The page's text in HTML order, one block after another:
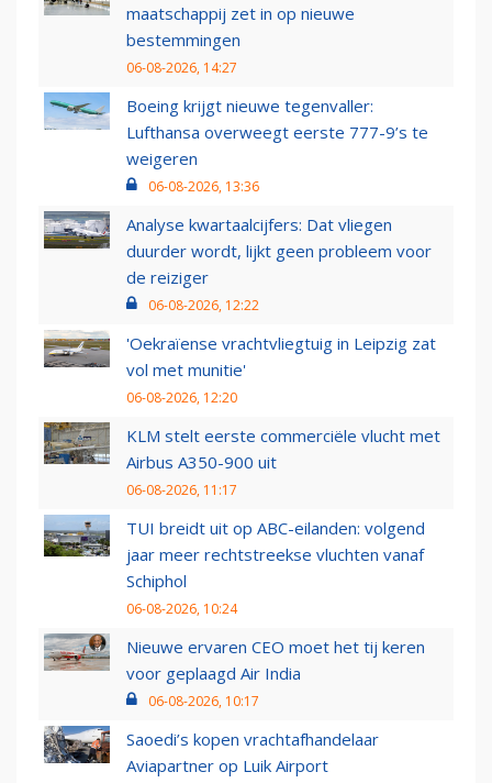
maatschappij zet in op nieuwe
bestemmingen
06-08-2026, 14:27
Boeing krijgt nieuwe tegenvaller:
Lufthansa overweegt eerste 777-9’s te
weigeren
06-08-2026, 13:36
Analyse kwartaalcijfers: Dat vliegen
duurder wordt, lijkt geen probleem voor
de reiziger
06-08-2026, 12:22
'Oekraïense vrachtvliegtuig in Leipzig zat
vol met munitie'
06-08-2026, 12:20
KLM stelt eerste commerciële vlucht met
Airbus A350-900 uit
06-08-2026, 11:17
TUI breidt uit op ABC-eilanden: volgend
jaar meer rechtstreekse vluchten vanaf
Schiphol
06-08-2026, 10:24
Nieuwe ervaren CEO moet het tij keren
voor geplaagd Air India
06-08-2026, 10:17
Saoedi’s kopen vrachtafhandelaar
Aviapartner op Luik Airport